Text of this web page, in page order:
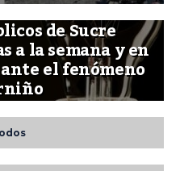
de Sucre
a la semana y en
el fenómeno